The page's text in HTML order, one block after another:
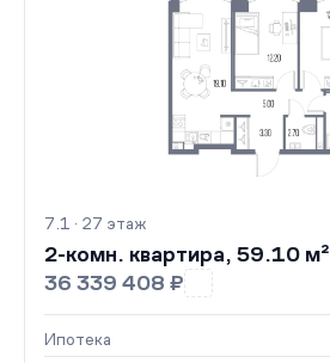
7.1 · 27 этаж
2-комн. квартира, 59.10 м²
36 339 408 ₽
Ипотека